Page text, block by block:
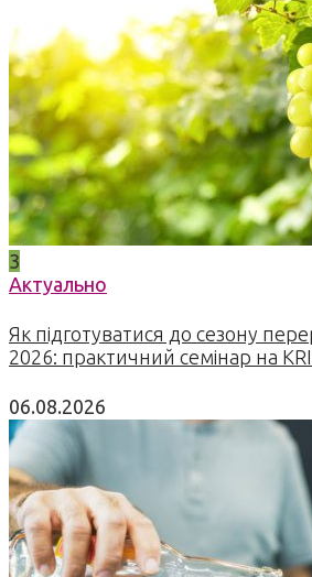
3
Актуально
Як підготуватися до сезону
2026: практичний семінар на
06.08.2026